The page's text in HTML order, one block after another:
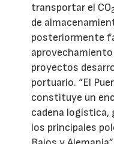
transportar el CO
de
posteriormente
proyectos
portuario. “El
constituye un
cadena logística,
los principales